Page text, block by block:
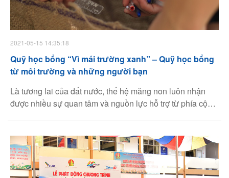
2021-05-15 14:35:18
Quỹ học bổng “Vì mái trường xanh” – Quỹ học bổng
từ môi trường và những người bạn
Là tương lai của đất nước, thế hệ măng non luôn nhận
được nhiều sự quan tâm và nguồn lực hỗ trợ từ phía cộng
phát triển tốt nhất.